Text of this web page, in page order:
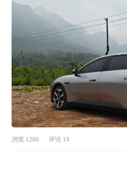
上开着空调，听着小P放的
风景，非常惬意。在高速上
浏览 1206 评论 19